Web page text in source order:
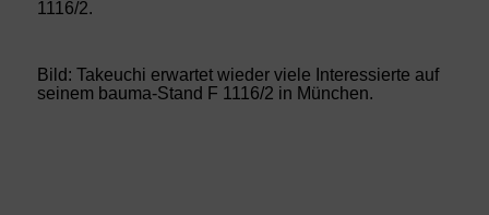
1116/2.
Bild: Takeuchi erwartet wieder viele Interessierte auf
seinem bauma-Stand F 1116/2 in München.